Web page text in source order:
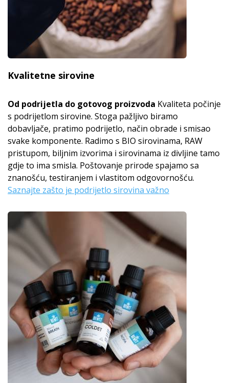
Kvalitetne sirovine
Od podrijetla do gotovog proizvoda Kvaliteta počinje
s podrijetlom sirovine. Stoga pažljivo biramo
dobavljače, pratimo podrijetlo, način obrade i smisao
svake komponente. Radimo s BIO sirovinama, RAW
pristupom, biljnim izvorima i sirovinama iz divljine tamo
gdje to ima smisla. Poštovanje prirode spajamo sa
znanošću, testiranjem i vlastitom odgovornošću.
Saznajte zašto je podrijetlo sirovina važno